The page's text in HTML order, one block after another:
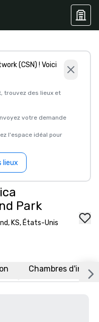
(CSN) ! Voici
trouvez des lieux et
votre demande
l'espace idéal pour
lieux
Park
KS, États-Unis
Chambres